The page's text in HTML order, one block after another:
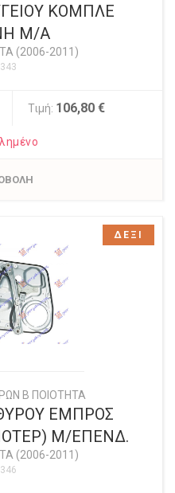
ΚΟΜΠΛΕ
Μ/Α
(2006-2011)
Τιμή: 106,80 €
Β ΠΟΙΟΤΗΤΑ
ΕΜΠΡΟΣ
Μ/ΕΠΕΝΔ.
(2006-2011)
ΔΕΞΙ